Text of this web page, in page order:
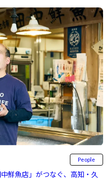
People
鮮魚店」がつなぐ、高知・久